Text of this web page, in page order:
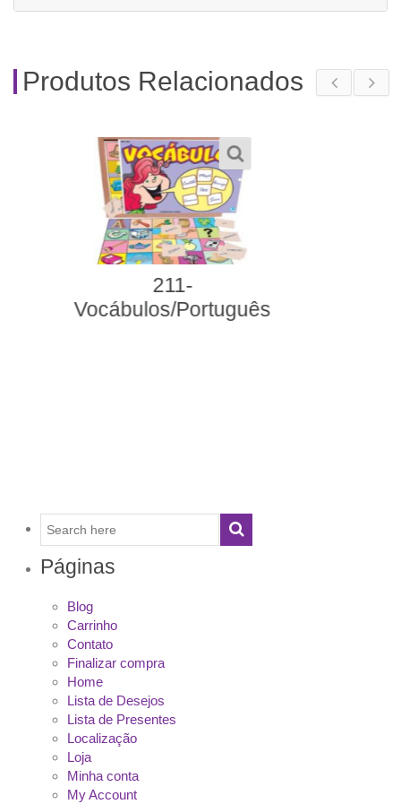
Produtos Relacionados
558- Alfabeto Braille
Páginas
Blog
Carrinho
Contato
Finalizar compra
Home
Lista de Desejos
Lista de Presentes
Localização
Loja
Minha conta
My Account